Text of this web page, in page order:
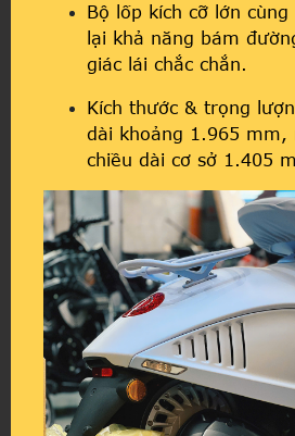
Bộ lốp kích cỡ lớn
lại khả năng bám
giác lái chắc chắn.
Kích thước & trọng
dài khoảng 1.965 mm,
chiều dài cơ sở 1.405